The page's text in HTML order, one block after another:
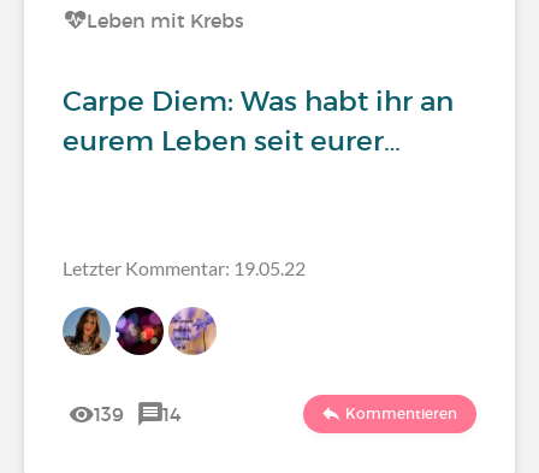
Leben mit Krebs
Carpe Diem: Was habt ihr an
eurem Leben seit eurer…
Letzter Kommentar: 19.05.22
139 14 Kommentieren